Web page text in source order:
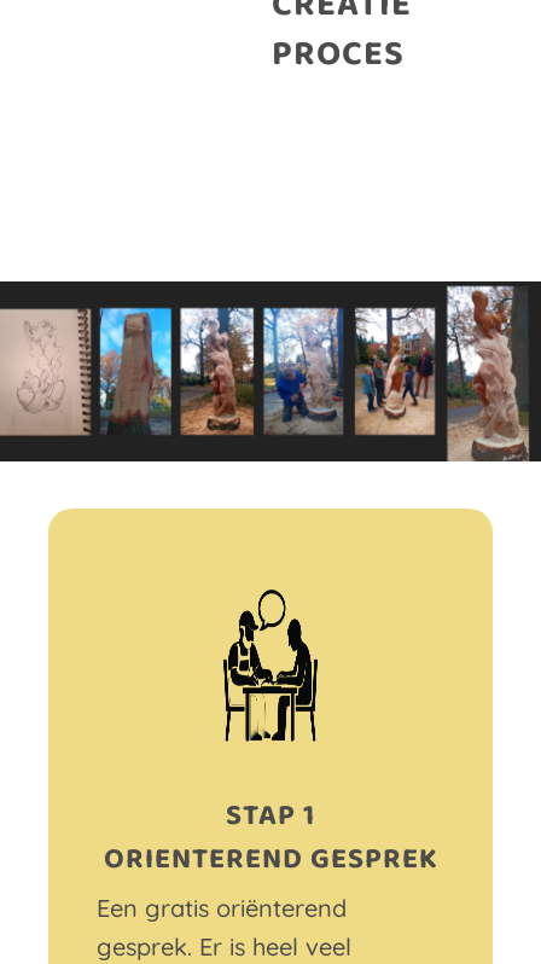
PROCES
STAP 1
ORIENTEREND GESPREK
Een gratis oriënterend
gesprek. Er is heel veel